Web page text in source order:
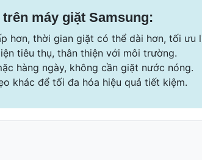
máy giặt Samsung:
hơn, thời gian giặt có thể dài hơn, tối ưu
tiêu thụ, thân thiện với môi trường.
hàng ngày, không cần giặt nước nóng.
khác để tối đa hóa hiệu quả tiết kiệm.